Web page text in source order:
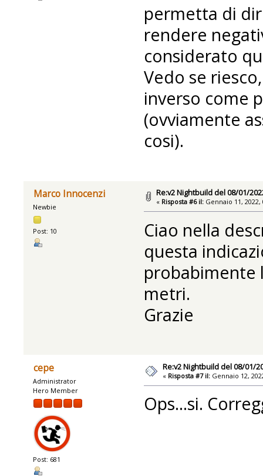
permetta di
rendere
considerato
Vedo se
inverso come
(ovviamente
cosi).
Marco Innocenzi
Newbie
Post: 10
Re:v2 Nightbuild del 08/01/
« Risposta #6 il: Gennaio 11, 2022,
Ciao nella
questa
probabimente
metri.
Grazie
cepe
Administrator
Hero Member
Post: 681
Re:v2 Nightbuild del 08/01/
« Risposta #7 il: Gennaio 12,
Ops...si.